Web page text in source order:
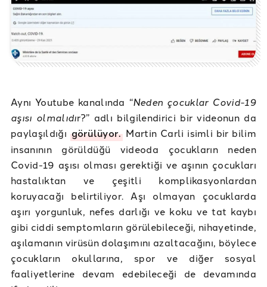
Aynı Youtube kanalında “Neden çocuklar Covid-19
aşısı olmalıdır?” adlı bilgilendirici bir videonun da
paylaşıldığı görülüyor.Martin Carli isimli bir bilim
insanının görüldüğü videoda çocukların neden
Covid-19 aşısı olması gerektiği ve aşının çocukları
hastalıktan ve çeşitli komplikasyonlardan
koruyacağı belirtiliyor. Aşı olmayan çocuklarda
aşırı yorgunluk, nefes darlığı ve koku ve tat kaybı
gibi ciddi semptomların görülebileceği, nihayetinde,
aşılamanın virüsün dolaşımını azaltacağını, böylece
çocukların okullarına, spor ve diğer sosyal
faaliyetlerine devam edebileceği de devamında